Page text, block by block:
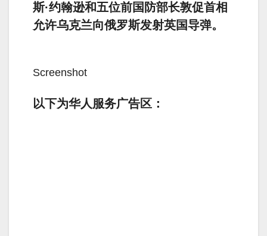
斯·约翰逊和五位前国防部长敦促首相
允许乌克兰向俄罗斯发射英国导弹。
Screenshot
以下为华人服务广告区：